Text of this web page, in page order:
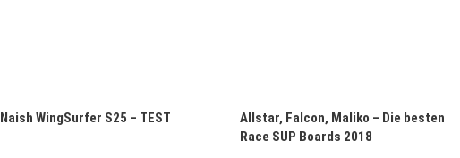
Naish WingSurfer S25 – TEST
Allstar, Falcon, Maliko – Die besten
Race SUP Boards 2018